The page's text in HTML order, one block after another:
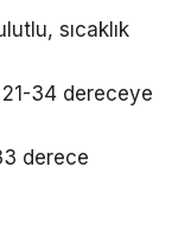
sıcaklık
21-34 dereceye
derece